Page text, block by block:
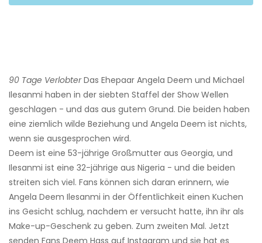
90 Tage VerlobterDas Ehepaar Angela Deem und Michael
Ilesanmi haben in der siebten Staffel der Show Wellen
geschlagen - und das aus gutem Grund. Die beiden haben
eine ziemlich wilde Beziehung und Angela Deem ist nichts,
wenn sie ausgesprochen wird.
Deem ist eine 53-jährige Großmutter aus Georgia, und
Ilesanmi ist eine 32-jährige aus Nigeria - und die beiden
streiten sich viel. Fans können sich daran erinnern, wie
Angela Deem Ilesanmi in der Öffentlichkeit einen Kuchen
ins Gesicht schlug, nachdem er versucht hatte, ihn ihr als
Make-up-Geschenk zu geben. Zum zweiten Mal. Jetzt